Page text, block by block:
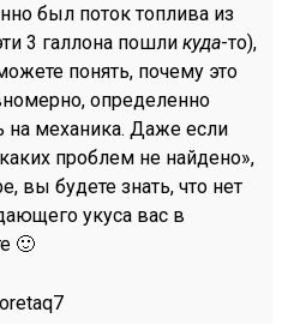
был поток топлива из
3 галлона пошликуда-то),
понять, почему это
определенно
на механика. Даже если
проблем не найдено»,
вы будете знать, что нет
укуса вас в
🙂